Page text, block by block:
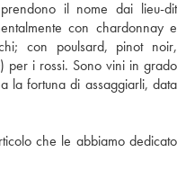
il nome dai lieu-dit
con chardonnay e
con poulsard, pinot noir,
) per i rossi. Sono vini in grado
la fortuna di assaggiarli, data
che le abbiamo dedicato